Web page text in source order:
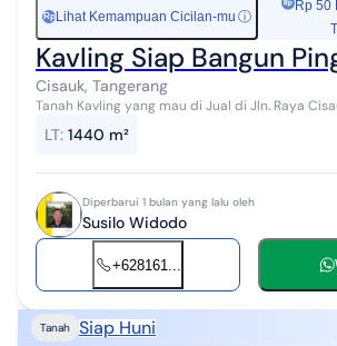
Rp Lihat Kemampuan Cicilan-mu ⓘ
Rp 50
Kavling Siap Bangun
Cisauk, Tangerang
Tanah Kavling yang mau di Jual di Jln. Raya
Avani dan 1 Km da...
LT: 1440 m²
Diperbarui 1 bulan yang lalu oleh
Susilo Widodo
+628161...
Tanah Siap Huni